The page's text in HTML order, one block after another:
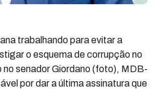
trabalhando para evitar a
o esquema de corrupção no
senador Giordano (foto), MDB-
por dar a última assinatura que